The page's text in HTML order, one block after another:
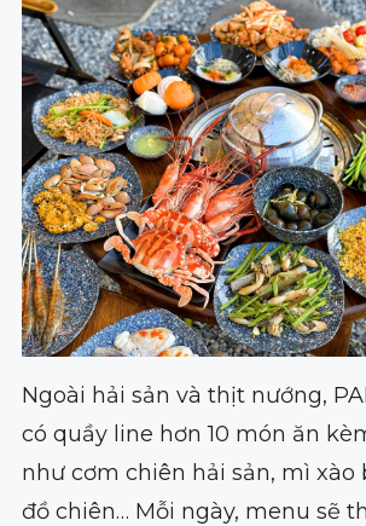
Ngoài hải sản và thịt nướng,
có quầy line hơn 10 món ăn
như cơm chiên hải sản, mì xào
đồ chiên… Mỗi ngày, menu sẽ